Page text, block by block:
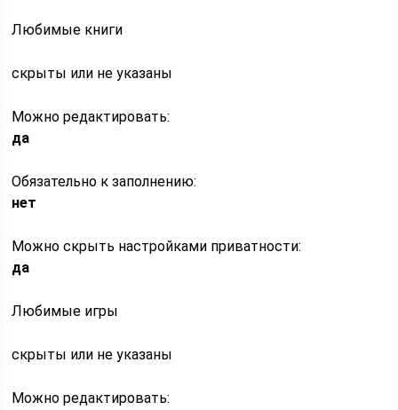
Любимые книги
скрыты или не указаны
Можно редактировать:
да
Обязательно к заполнению:
нет
Можно скрыть настройками приватности:
да
Любимые игры
скрыты или не указаны
Можно редактировать: